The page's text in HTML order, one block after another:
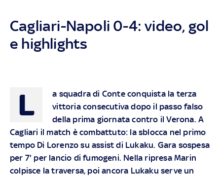
Cagliari-Napoli 0-4: video, gol
e highlights
L
a squadra di Conte conquista la terza
vittoria consecutiva dopo il passo falso
della prima giornata contro il Verona. A
Cagliari il match è combattuto: la sblocca nel primo
tempo Di Lorenzo su assist di Lukaku. Gara sospesa
per 7' per lancio di fumogeni. Nella ripresa Marin
colpisce la traversa, poi ancora Lukaku serve un